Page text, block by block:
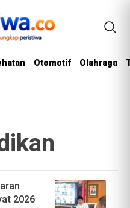
Otomotif Olahraga
2026